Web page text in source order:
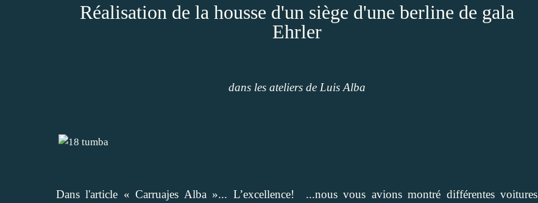
Réalisation de la housse d'un siège d'une berline de gala
Ehrler
dans les ateliers de Luis Alba
Dans l'article « Carruajes Alba »... L’excellence! ...nous vous avions montré différentes voitures